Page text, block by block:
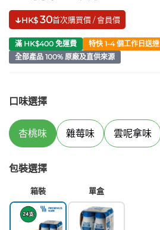
↓HK$ 30首次購買價 / 會員價
滿 HK$400 免運費 特快 1-4 個工作日送達
全部產品 100% 原廠及直供來源
口味選擇
杏桃味 雜莓味 雲呢拿味
包裝選擇
箱裝 單盒